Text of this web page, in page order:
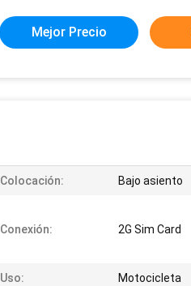
Mejor Precio
Colocación: Bajo asiento
Conexión: 2G Sim Card
Uso: Motocicleta